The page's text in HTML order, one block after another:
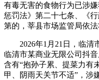
有毒无害的食物行为已涉
惩罚法》第二十七条、《
第的，莘县市场监管局依法
2026年1月21日，临清
临清市某商业无限公司抖
含有“抱孙子累、提菜力有
甲、阴雨天关节不适”，涉